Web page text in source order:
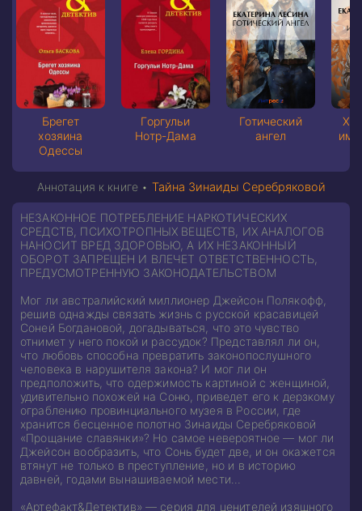
Брегет
хозяина
Одессы
Горгульи
Нотр-Дама
Готический
ангел
Аннотация к книге • Тайна Зинаиды Серебряковой
НЕЗАКОННОЕ ПОТРЕБЛЕНИЕ НАРКОТИЧЕСКИХ
СРЕДСТВ, ПСИХОТРОПНЫХ ВЕЩЕСТВ, ИХ АНАЛОГОВ
НАНОСИТ ВРЕД ЗДОРОВЬЮ, А ИХ НЕЗАКОННЫЙ
ОБОРОТ ЗАПРЕЩЕН И ВЛЕЧЕТ ОТВЕТСТВЕННОСТЬ,
ПРЕДУСМОТРЕННУЮ ЗАКОНОДАТЕЛЬСТВОМ
Мог ли австралийский миллионер Джейсон Полякофф,
решив однажды связать жизнь с русской красавицей
Соней Богдановой, догадываться, что это чувство
отнимет у него покой и рассудок? Представлял ли он,
что любовь способна превратить законопослушного
человека в нарушителя закона? И мог ли он
предположить, что одержимость картиной с женщиной,
удивительно похожей на Соню, приведет его к дерзкому
ограблению провинциального музея в России, где
хранится бесценное полотно Зинаиды Серебряковой
«Прощание славянки»? Но самое невероятное — мог ли
Джейсон вообразить, что Сонь будет две, и он окажется
втянут не только в преступление, но и в историю
давней, годами вынашиваемой мести…
«Артефакт&Детектив» — серия для ценителей изящного